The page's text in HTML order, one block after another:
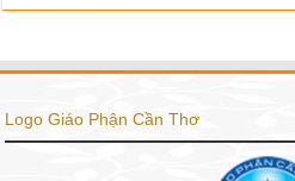
Logo Giáo Phận Cần Thơ